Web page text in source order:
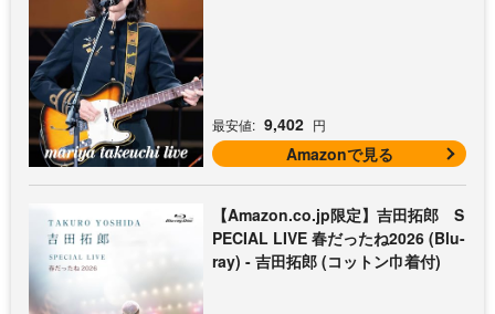
最安値: 9,402 円
Amazonで見る
【Amazon.co.jp限定】吉田拓郎 S
PECIAL LIVE 春だったね2026 (Blu-
ray) - 吉田拓郎 (コットン巾着付)